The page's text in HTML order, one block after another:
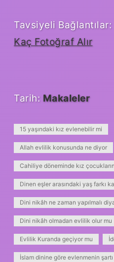
Tavsiyeli Bağlantılar:
Kaç Fotoğraf Alır
Tarih: Makaleler
15 yaşındaki kız evlenebilir mi
Allah evlilik konusunda ne diyor
Cahiliye döneminde kız
Dinen eşler arasındaki yaş farkı
Dini nikâh ne zaman yapılmalı
Dini nikâh olmadan evlilik olur mu
Evlilik Kuranda geçiyor mu
İslam dinine göre evlenmenin